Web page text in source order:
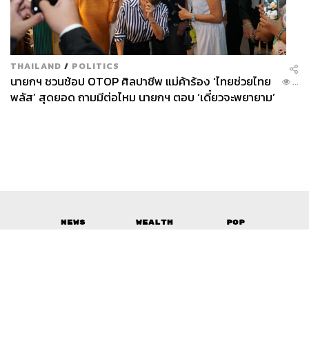
THAILAND / POLITICS
นายกฯ ชวนช้อป OTOP ศิลปาชีพ แม่ค้าร้อง ‘ไทยช่วยไทย
พลัส’ สุดยอด ถามมีต่อไหม นายกฯ ตอบ ‘เดี๋ยวจะพยายาม’
...
News Wealth
Pop